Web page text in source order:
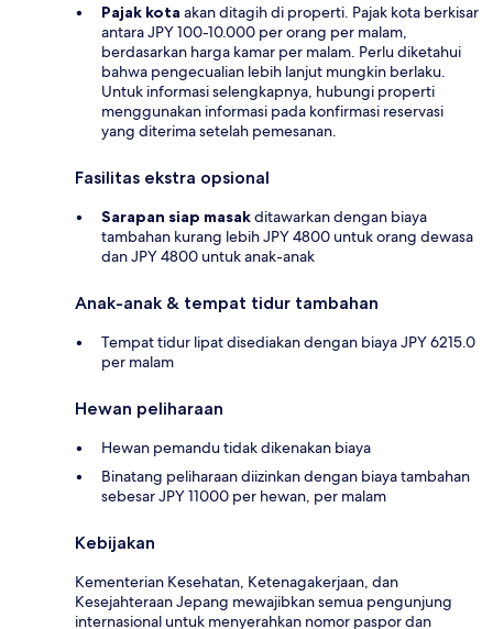
Pajak kota akan ditagih di properti. Pajak kota berkisar
antara JPY 100-10.000 per orang per malam,
berdasarkan harga kamar per malam. Perlu diketahui
bahwa pengecualian lebih lanjut mungkin berlaku.
Untuk informasi selengkapnya, hubungi properti
menggunakan informasi pada konfirmasi reservasi
yang diterima setelah pemesanan.
Fasilitas ekstra opsional
Sarapan siap masakditawarkan dengan biaya
tambahan kurang lebih JPY 4800 untuk orang dewasa
dan JPY 4800 untuk anak-anak
Anak-anak & tempat tidur tambahan
Tempat tidur lipat disediakan dengan biaya JPY 6215.0
per malam
Hewan peliharaan
Hewan pemandu tidak dikenakan biaya
Binatang peliharaan diizinkan dengan biaya tambahan
sebesar JPY 11000 per hewan, per malam
Kebijakan
Kementerian Kesehatan, Ketenagakerjaan, dan
Kesejahteraan Jepang mewajibkan semua pengunjung
internasional untuk menyerahkan nomor paspor dan